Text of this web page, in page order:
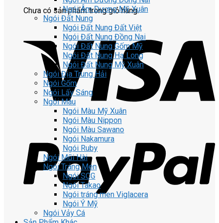
Chưa có sản phẩm trong giỏ hàng.
Ngói Âm Dương Mỹ Xuân
Ngói Đất Nung
Ngói Đất Nung Đất Việt
Ngói Đất Nung Đồng Nai
Ngói Đất Nung Gốm Mỹ
Ngói Đất Nung Hạ Long
Ngói Đất Nung Mỹ Xuân
Ngói Địa Trung Hải
Ngói Gốm
Ngói Lấy Sáng
Ngói Màu
Ngói Màu Mỹ Xuân
Ngói Màu Nippon
Ngói Màu Sawano
Ngói Nakamura
Ngói Ruby
Ngói Mũi Hài
Ngói Tráng Men
Ngói SCG
Ngói Takao
Ngói tráng men Viglacera
Ngói Ý Mỹ
Ngói Vảy Cá